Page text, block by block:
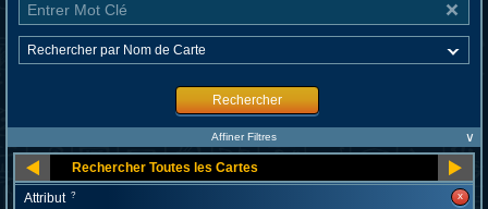
Rechercher
Affiner Filtres ∨
Attribut ? x